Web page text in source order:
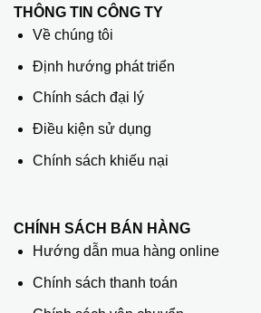
THÔNG TIN CÔNG TY
Về chúng tôi
Định hướng phát triển
Chính sách đại lý
Điều kiện sử dụng
Chính sách khiếu nại
CHÍNH SÁCH BÁN HÀNG
Hướng dẫn mua hàng online
Chính sách thanh toán